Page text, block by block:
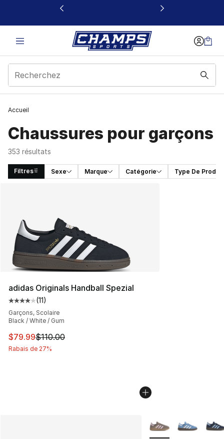
Ce lien s’ouvrira dans une nouvelle fenêtre
Accueil
Chaussures pour garçons
353 résultats
Filtres Sexe Marque Catégorie Type De Produit
adidas Originals Handball Spezial
Cote moyenne du client - [4 sur 5 étoiles], 11
(11)
Garçons, Scolaire
Black / White / Gum
Cet article est en solde. Le prix est passé de $110.00 à
$79.99$110.00
Rabais de 27%
Plus de couleurs